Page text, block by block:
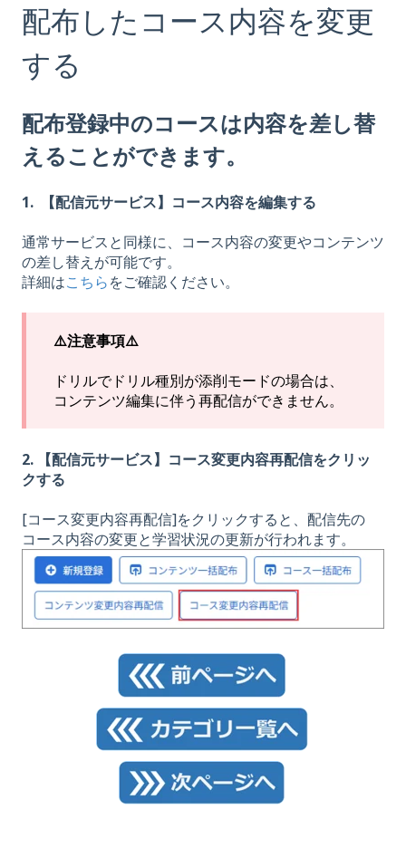
配布したコース内容を変更
する
配布登録中のコースは内容を差し替
えることができます。
1. 【配信元サービス】コース内容を編集する
通常サービスと同様に、コース内容の変更やコンテンツ
の差し替えが可能です。
詳細はこちらをご確認ください。
⚠️注意事項⚠️
ドリルでドリル種別が添削モードの場合は、
コンテンツ編集に伴う再配信ができません。
2. 【配信元サービス】コース変更内容再配信をクリッ
クする
[コース変更内容再配信]をクリックすると、配信先の
コース内容の変更と学習状況の更新が行われます。